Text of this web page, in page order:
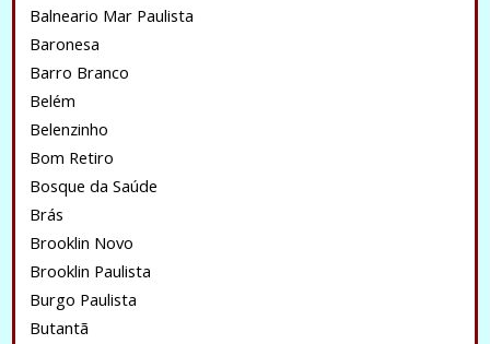
Balneario Mar Paulista
Baronesa
Barro Branco
Belém
Belenzinho
Bom Retiro
Bosque da Saúde
Brás
Brooklin Novo
Brooklin Paulista
Burgo Paulista
Butantã